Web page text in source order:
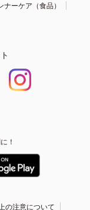
ナーケア（食品）
！
の注意について